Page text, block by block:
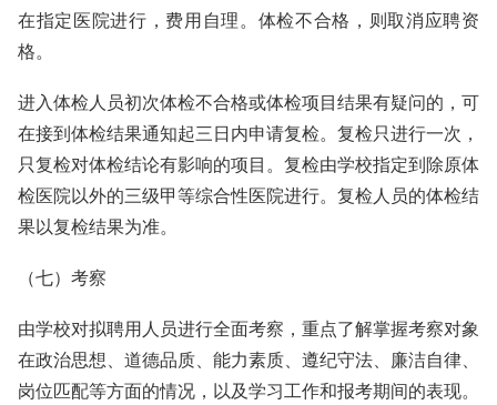
在指定医院进行，费用自理。体检不合格，则取消应聘资
格。
进入体检人员初次体检不合格或体检项目结果有疑问的，可
在接到体检结果通知起三日内申请复检。复检只进行一次，
只复检对体检结论有影响的项目。复检由学校指定到除原体
检医院以外的三级甲等综合性医院进行。复检人员的体检结
果以复检结果为准。
（七）考察
由学校对拟聘用人员进行全面考察，重点了解掌握考察对象
在政治思想、道德品质、能力素质、遵纪守法、廉洁自律、
岗位匹配等方面的情况，以及学习工作和报考期间的表现。